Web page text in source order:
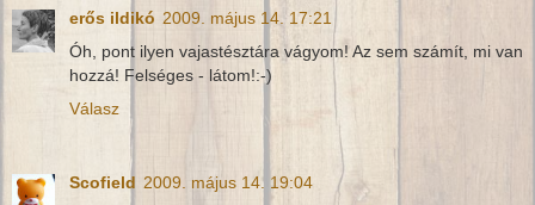
erős ildikó 2009. május 14. 17:21
Óh, pont ilyen vajastésztára vágyom! Az sem számít, mi van
hozzá! Felséges - látom!:-)
Válasz
Scofield 2009. május 14. 19:04